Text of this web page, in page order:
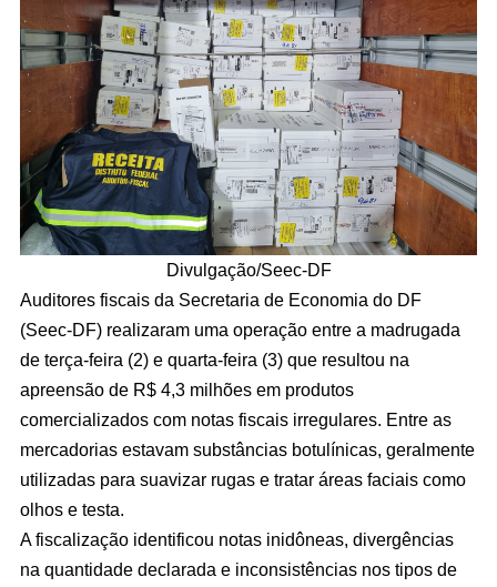
Divulgação/Seec-DF
Auditores fiscais da Secretaria de Economia do DF
(Seec-DF) realizaram uma operação entre a madrugada
de terça-feira (2) e quarta-feira (3) que resultou na
apreensão de R$ 4,3 milhões em produtos
comercializados com notas fiscais irregulares. Entre as
mercadorias estavam substâncias botulínicas, geralmente
utilizadas para suavizar rugas e tratar áreas faciais como
olhos e testa.
A fiscalização identificou notas inidôneas, divergências
na quantidade declarada e inconsistências nos tipos de